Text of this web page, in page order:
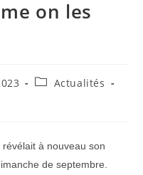
on les
PostActualités
à nouveau son
de septembre.